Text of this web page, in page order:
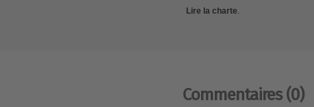
Lire la charte
Commentaires (0)